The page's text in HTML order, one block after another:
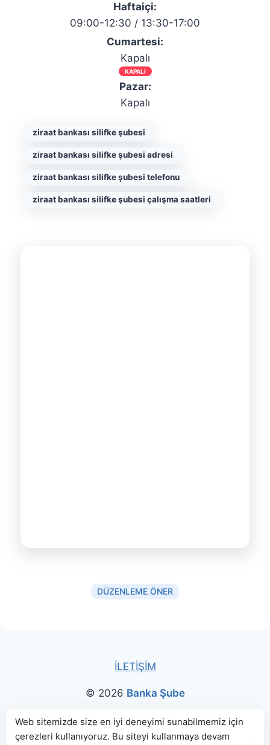
Haftaiçi:
09:00-12:30 / 13:30-17:00
Cumartesi:
Kapalı
KAPALI
Pazar:
Kapalı
ziraat bankası silifke şubesi
ziraat bankası silifke şubesi adresi
ziraat bankası silifke şubesi telefonu
ziraat bankası silifke şubesi çalışma saatleri
DÜZENLEME ÖNER
İLETİŞİM
© 2026 Banka Şube
Bu sitede paylaşılan banka bilgileri için kaynak olarak
genellikle TBBveBDDKweb sitelerinden faydalanılmış, harita
Web sitemizde size en iyi deneyimi sunabilmemiz için
çerezleri kullanıyoruz. Bu siteyi kullanmaya devam